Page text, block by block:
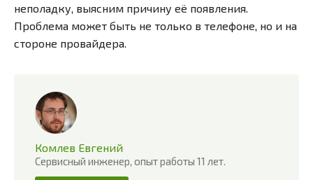
неполадку, выясним причину её появления.
Проблема может быть не только в телефоне, но и на
стороне провайдера.
Комлев Евгений
Сервисный инженер, опыт работы 11 лет.